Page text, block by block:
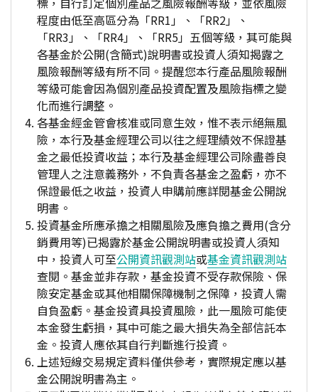
程度由低至高區分為「RR1」、「RR2」、
「RR3」、「RR4」、「RR5」五個等級，其可能與
各基金於公開(含簡式)說明書或投資人須知揭露之
風險報酬等級有所不同。提醒您本行產品風險報酬
等級可能會因為個別產品投資配置及風險指標之變
化而進行調整。
各基金經金管會核准或同意生效，惟不表示絕無風
險，本行及基金經理公司以往之經理績效不保證基
金之最低投資收益；本行及基金經理公司除盡善良
管理人之注意義務外，不負責各基金之盈虧，亦不
保證最低之收益，投資人申購前應詳閱基金公開說
明書。
投資基金所應承擔之相關風險及應負擔之費用(含分
銷費用等)已揭露於基金公開說明書或投資人須知
中，投資人可至公開資訊觀測站或基金資訊觀測站
查閱。基金並非存款，基金投資不受存款保險、保
險安定基金或其他相關保障機制之保障，投資人需
自負盈虧。基金投資具投資風險，此一風險可能使
本金發生虧損，其中可能之最大損失為全部信託本
金。投資人應依其自行判斷進行投資。
上述短線交易規定資料僅供參考，實際規定應以基
金公開說明書為主。